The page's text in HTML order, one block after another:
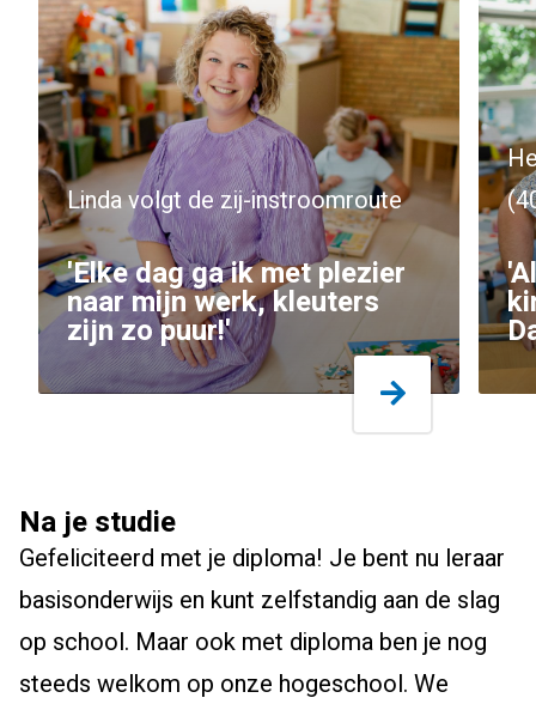
Linda volgt de zij-instroomroute
'Elke dag ga ik met plezier
naar mijn werk, kleuters
zijn zo puur!'
Na je studie
Gefeliciteerd met je diploma! Je bent nu leraar
basisonderwijs en kunt zelfstandig aan de slag
op school. Maar ook met diploma ben je nog
steeds welkom op onze hogeschool. We